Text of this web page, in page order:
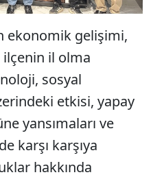
ekonomik gelişimi,
ilçenin il olma
sosyal
etkisi, yapay
yansımaları ve
karşı karşıya
hakkında